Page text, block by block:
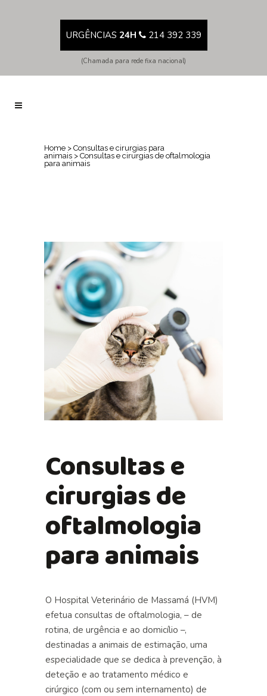
URGÊNCIAS 24H 214 392 339
(Chamada para rede fixa nacional)
Home > Consultas e cirurgias para
animais > Consultas e cirurgias de oftalmologia
para animais
Consultas e
cirurgias de
oftalmologia
para animais
O Hospital Veterinário de Massamá (HVM)
efetua consultas de oftalmologia, – de
rotina, de urgência e ao domicílio –,
destinadas a animais de estimação, uma
especialidade que se dedica à prevenção, à
deteção e ao tratamento médico e
cirúrgico (com ou sem internamento) de